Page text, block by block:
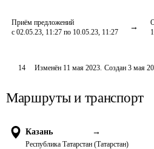
Приём предложений
с 02.05.23, 11:27 по 10.05.23, 11:27
14 Изменён 11 мая 2023. Создан 3 мая
Маршруты и транспорт
Казань →
Республика Татарстан (Татарстан)